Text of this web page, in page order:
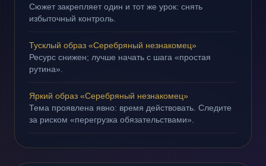
Сюжет закрепляет один и тот же урок: снять
избыточный контроль.
Тусклый образ «Серебряный незнакомец»
Ресурс снижен; лучше начать с шага «простая
рутина».
Яркий образ «Серебряный незнакомец»
Тема проявлена явно: время действовать. Следите
за риском «перегрузка обязательствами».